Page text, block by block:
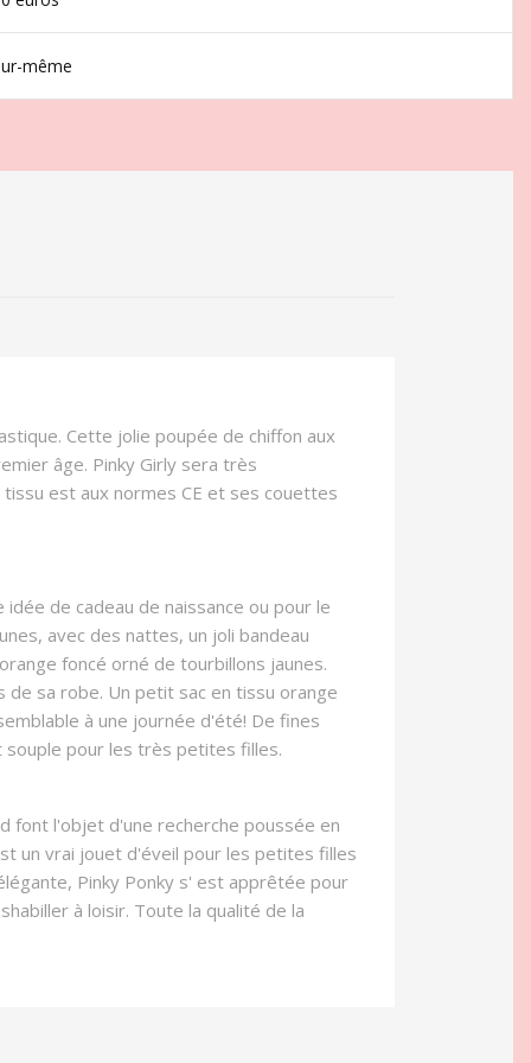
même
Cette jolie poupée de chiffon aux
âge. Pinky Girly sera très
est aux normes CE et ses couettes
de cadeau de naissance ou pour le
avec des nattes, un joli bandeau
foncé orné de tourbillons jaunes.
sa robe. Un petit sac en tissu orange
à une journée d'été! De fines
souple pour les très petites filles.
font l'objet d'une recherche poussée en
un vrai jouet d'éveil pour les petites filles
Pinky Ponky s' est apprêtée pour
à loisir. Toute la qualité de la